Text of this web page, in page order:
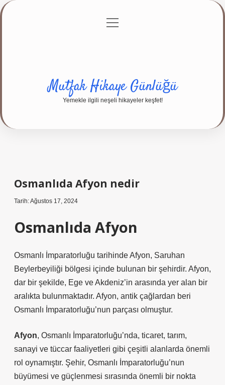
Gizlilik Politikası
menüyü
Mutfak Hikaye Günlüğü
Yemekle ilgili neşeli hikayeler keşfet!
Osmanlıda Afyon nedir
Tarih: Ağustos 17, 2024
Osmanlıda Afyon
Osmanlı İmparatorluğu tarihinde Afyon, Saruhan
Beylerbeyiliği bölgesi içinde bulunan bir şehirdir. Afyon,
dar bir şekilde, Ege ve Akdeniz’in arasında yer alan bir
aralıkta bulunmaktadır. Afyon, antik çağlardan beri
Osmanlı İmparatorluğu’nun parçası olmuştur.
Afyon, Osmanlı İmparatorluğu’nda, ticaret, tarım,
sanayi ve tüccar faaliyetleri gibi çeşitli alanlarda önemli
rol oynamıştır. Şehir, Osmanlı İmparatorluğu’nun
büyümesi ve güçlenmesi sırasında önemli bir nokta